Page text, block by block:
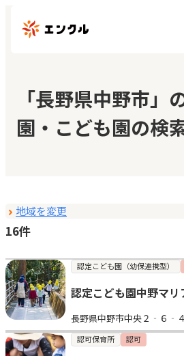
保育園・幼稚園を探す
地図から探す
マイページ
お気に入り
見学日記
「長野県中野市」
園・こども園の検
地域を変更
16件
認定こども園（幼保連携型）
認定こども園中野マリ
長野県中野市中央２‐６‐４
認可保育所 認可